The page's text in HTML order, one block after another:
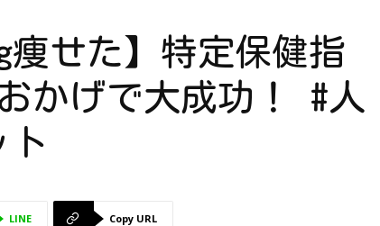
痩せた】特定保健指
かげで大成功！ #人
ト
LINE Copy URL